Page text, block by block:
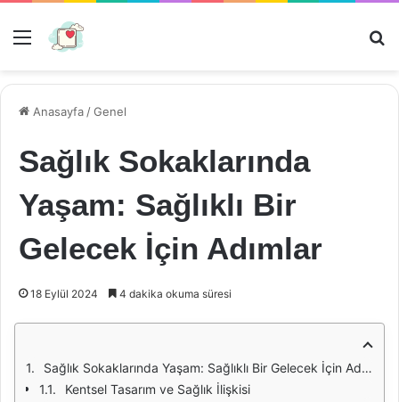
Menü
Anasayfa /Genel
Sağlık Sokaklarında
Yaşam: Sağlıklı Bir
Gelecek İçin Adımlar
18 Eylül 2024 4 dakika okuma süresi
Sağlık Sokaklarında Yaşam: Sağlıklı Bir Gelecek İçin Adımlar
Kentsel Tasarım ve Sağlık İlişkisi